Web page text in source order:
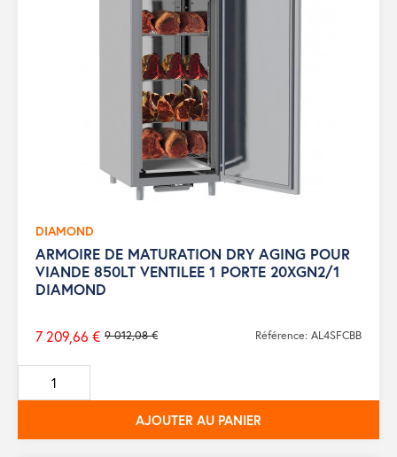
DIAMOND
ARMOIRE DE MATURATION DRY AGING POUR
VIANDE 850LT VENTILEE 1 PORTE 20XGN2/1
DIAMOND
Prix
de
base
9 012,08 €
7 209,66 € Référence: AL4SFCBB
AJOUTER AU PANIER